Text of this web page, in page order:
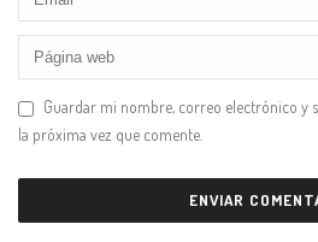
Guardar mi nombre, correo electrónico y
la próxima vez que comente.